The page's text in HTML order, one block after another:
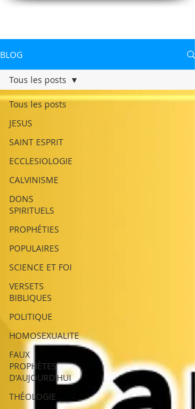
BLOG
Tous les posts
JESUS
SAINT ESPRIT
ECCLESIOLOGIE
CALVINISME
DONS
SPIRITUELS
PROPHÉTIES
POPULAIRES
SCIENCE ET FOI
VERSETS
BIBLIQUES
POLITIQUE
HOMOSEXUALITE
FAUX
PROPHÈTES
D'AUJOURD'HUI
THÉOLOGIE
Tous les posts